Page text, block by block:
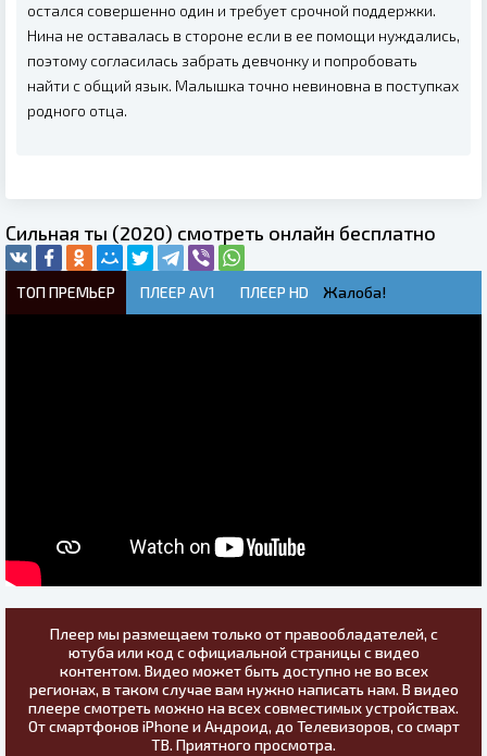
остался совершенно один и требует срочной поддержки.
Нина не оставалась в стороне если в ее помощи нуждались,
поэтому согласилась забрать девчонку и попробовать
найти с общий язык. Малышка точно невиновна в поступках
родного отца.
Сильная ты (2020) смотреть онлайн бесплатно
ТОП ПРЕМЬЕР ПЛЕЕР AV1 ПЛЕЕР HD Жалоба!
Плеер мы размещаем только от правообладателей, с
ютуба или код с официальной страницы с видео
контентом. Видео может быть доступно не во всех
регионах, в таком случае вам нужно написать нам. В видео
плеере смотреть можно на всех совместимых устройствах.
От смартфонов iPhone и Андроид, до Телевизоров, со смарт
ТВ. Приятного просмотра.